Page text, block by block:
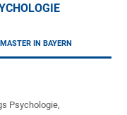
IN BAYERN
Psychologie,